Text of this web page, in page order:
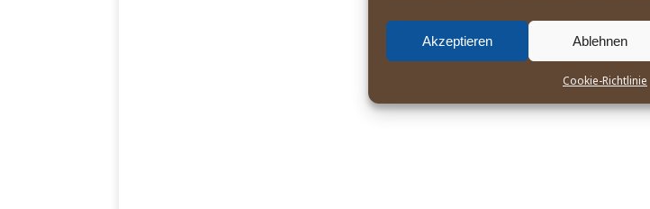
Akzeptieren Ablehnen
Cookie-Richtlinie